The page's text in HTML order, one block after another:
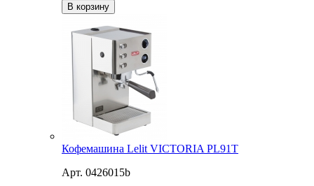
В корзину
Кофемашина Lelit VICTORIA PL91T
Арт. 0426015b